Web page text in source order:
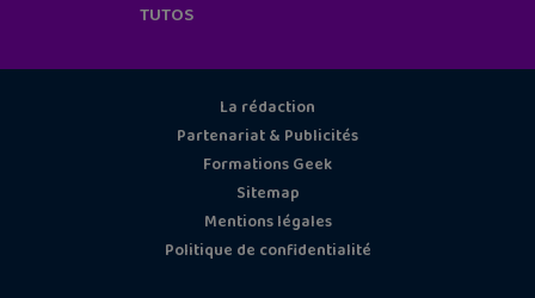
TUTOS
La rédaction
Partenariat & Publicités
Formations Geek
Sitemap
Mentions légales
Politique de confidentialité